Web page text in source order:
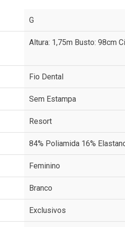
G
Altura: 1,75m Busto: 98cm
Fio Dental
Sem Estampa
Resort
84% Poliamida 16%
Feminino
Branco
Exclusivos